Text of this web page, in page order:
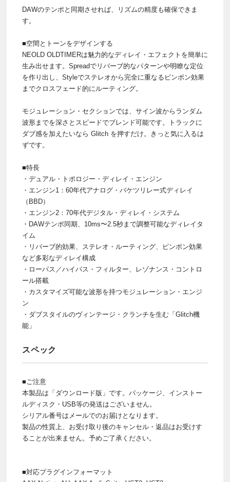
DAWのテンポと同期させれば、リズムの精度も確保できま
す。
■空間とトーンをデザインする
NEOLD OLDTIMERは魅力的なディレイ・エフェクトを簡単に
生み出せます。Spreadでリバーブ的なパターンや明瞭な定位
を作り出し、Styleでステレオから完全に重なるピンポン効果
までクロスフェード的にルーティング。
モジュレーション・セクションでは、サイン波からランダム
波形までを深さとスピードでブレンド可能です。トラックに
ダブ感を加えたいなら Glitch を押すだけ。きっと気に入るは
ずです。
■特長
・デュアル・トポロジー・ディレイ・エンジン
・エンジン1：60年代アナログ・バケツリレー式ディレイ
（BBD）
・エンジン2：70年代デジタル・ディレイ・システム
・DAWテンポ同期、10ms〜2.5秒まで調整可能なディレイタ
イム
・リバーブ的効果、ステレオ・ルーティング、ピンポン効果
など多彩なディレイ構成
・ローパス／ハイパス・フィルター、レゾナンス・コントロ
ール搭載
・カスタマイズ可能な波形を持つモジュレーション・エンジ
ン
・ダブスタイルのヴィンテージ・クランチを生む「Glitch機
能」
スペック
■ご注意
本製品は「ダウンロード版」です。パッケージ、インストー
ルディスク・USB等の発送はございません。
シリアル番号はメールでのお届けとなります。
製品の性質上、お受け取り後のキャンセル・返品はお受けす
ることが出来ません。予めご了承ください。
■対応プラグインフォーマット